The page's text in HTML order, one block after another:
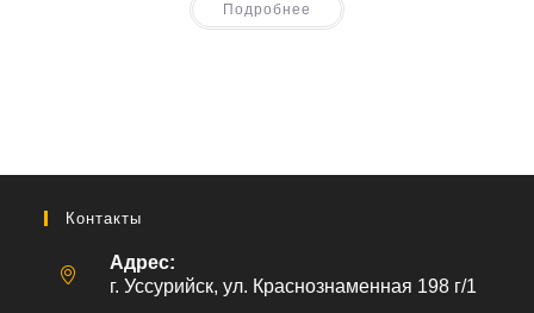
Подробнее
Контакты
Адрес:
г. Уссурийск, ул. Краснознаменная 198 г/1